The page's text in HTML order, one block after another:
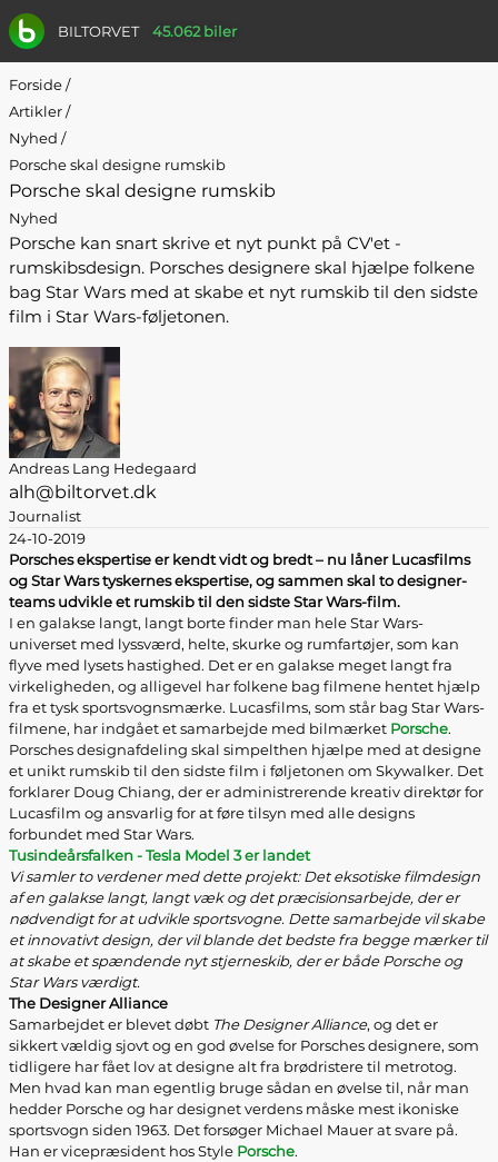
BILTORVET 45.062 biler
Forside/
Artikler/
Nyhed /
Porsche skal designe rumskib
Porsche skal designe rumskib
Nyhed
Porsche kan snart skrive et nyt punkt på CV'et -
rumskibsdesign. Porsches designere skal hjælpe folkene
bag Star Wars med at skabe et nyt rumskib til den sidste
film i Star Wars-føljetonen.
Andreas Lang Hedegaard
alh@biltorvet.dk
Journalist
24-10-2019
Porsches ekspertise er kendt vidt og bredt – nu låner Lucasfilms
og Star Wars tyskernes ekspertise, og sammen skal to designer-
teams udvikle et rumskib til den sidste Star Wars-film.
I en galakse langt, langt borte finder man hele Star Wars-
universet med lyssværd, helte, skurke og rumfartøjer, som kan
flyve med lysets hastighed. Det er en galakse meget langt fra
virkeligheden, og alligevel har folkene bag filmene hentet hjælp
fra et tysk sportsvognsmærke. Lucasfilms, som står bag Star Wars-
filmene, har indgået et samarbejde med bilmærket Porsche.
Porsches designafdeling skal simpelthen hjælpe med at designe
et unikt rumskib til den sidste film i føljetonen om Skywalker. Det
forklarer Doug Chiang, der er administrerende kreativ direktør for
Lucasfilm og ansvarlig for at føre tilsyn med alle designs
forbundet med Star Wars.
Tusindeårsfalken - Tesla Model 3 er landet
Vi samler to verdener med dette projekt: Det eksotiske filmdesign
af en galakse langt, langt væk og det præcisionsarbejde, der er
nødvendigt for at udvikle sportsvogne. Dette samarbejde vil skabe
et innovativt design, der vil blande det bedste fra begge mærker til
at skabe et spændende nyt stjerneskib, der er både Porsche og
Star Wars værdigt.
The Designer Alliance
Samarbejdet er blevet døbt The Designer Alliance, og det er
sikkert vældig sjovt og en god øvelse for Porsches designere, som
tidligere har fået lov at designe alt fra brødristere til metrotog.
Men hvad kan man egentlig bruge sådan en øvelse til, når man
hedder Porsche og har designet verdens måske mest ikoniske
sportsvogn siden 1963. Det forsøger Michael Mauer at svare på.
Han er vicepræsident hos Style Porsche.